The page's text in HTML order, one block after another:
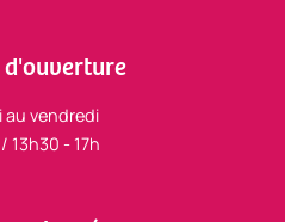
d'ouverture
au vendredi
13h30 - 17h